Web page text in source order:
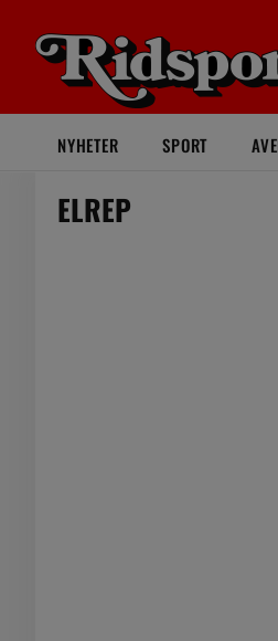
NYHETER SPORT
ELREP